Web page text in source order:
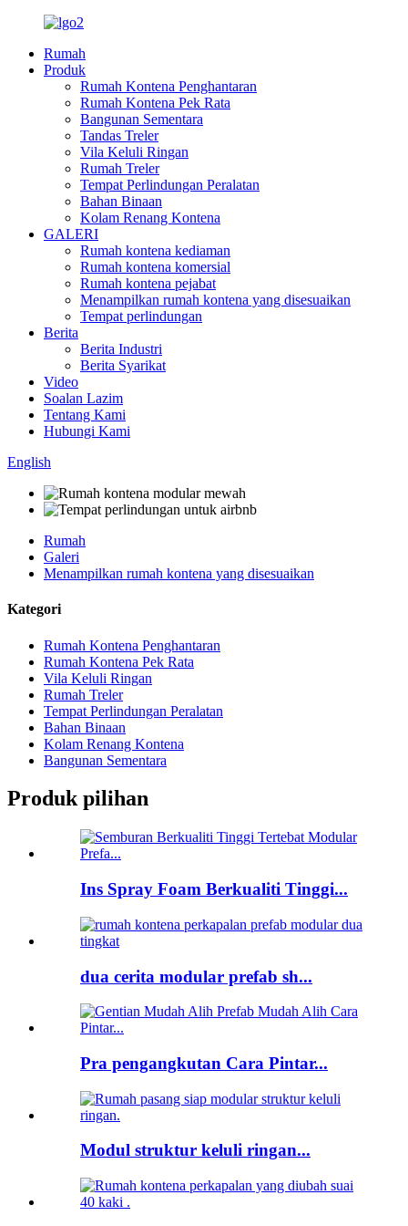
Rumah
Produk
Rumah Kontena Penghantaran
Rumah Kontena Pek Rata
Bangunan Sementara
Tandas Treler
Vila Keluli Ringan
Rumah Treler
Tempat Perlindungan Peralatan
Bahan Binaan
Kolam Renang Kontena
GALERI
Rumah kontena kediaman
Rumah kontena komersial
Rumah kontena pejabat
Menampilkan rumah kontena yang disesuaikan
Tempat perlindungan
Berita
Berita Industri
Berita Syarikat
Video
Soalan Lazim
Tentang Kami
Hubungi Kami
English
Rumah
Galeri
Menampilkan rumah kontena yang disesuaikan
Kategori
Rumah Kontena Penghantaran
Rumah Kontena Pek Rata
Vila Keluli Ringan
Rumah Treler
Tempat Perlindungan Peralatan
Bahan Binaan
Kolam Renang Kontena
Bangunan Sementara
Produk pilihan
Ins Spray Foam Berkualiti Tinggi...
dua cerita modular prefab sh...
Pra pengangkutan Cara Pintar...
Modul struktur keluli ringan...